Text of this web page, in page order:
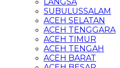
SUBULUSSALAM
ACEH SELATAN
ACEH TENGGARA
ACEH TIMUR
ACEH TENGAH
ACEH BARAT